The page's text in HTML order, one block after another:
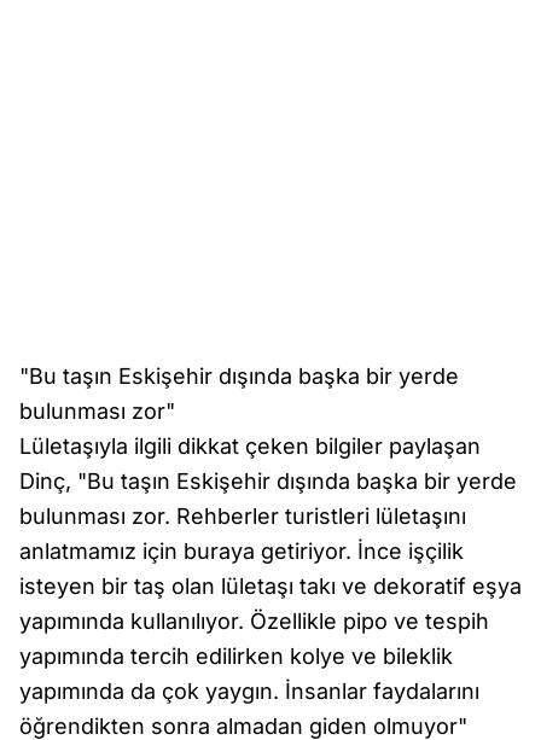
"Bu taşın Eskişehir dışında başka bir yerde
bulunması zor"
Lületaşıyla ilgili dikkat çeken bilgiler paylaşan
Dinç, "Bu taşın Eskişehir dışında başka bir yerde
bulunması zor. Rehberler turistleri lületaşını
anlatmamız için buraya getiriyor. İnce işçilik
isteyen bir taş olan lületaşı takı ve dekoratif eşya
yapımında kullanılıyor. Özellikle pipo ve tespih
yapımında tercih edilirken kolye ve bileklik
yapımında da çok yaygın. İnsanlar faydalarını
öğrendikten sonra almadan giden olmuyor"